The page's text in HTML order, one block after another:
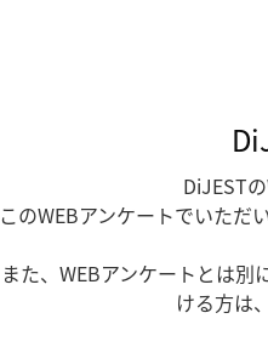
DiJEST
このWEBアンケートでいただ
また、WEBアンケートとは
ける方は